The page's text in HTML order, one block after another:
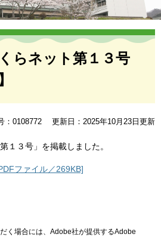
らネット第１３号
：0108772 更新日：2025年10月23日更新
１３号」を掲載しました。
ファイル／269KB]
く場合には、Adobe社が提供するAdobe